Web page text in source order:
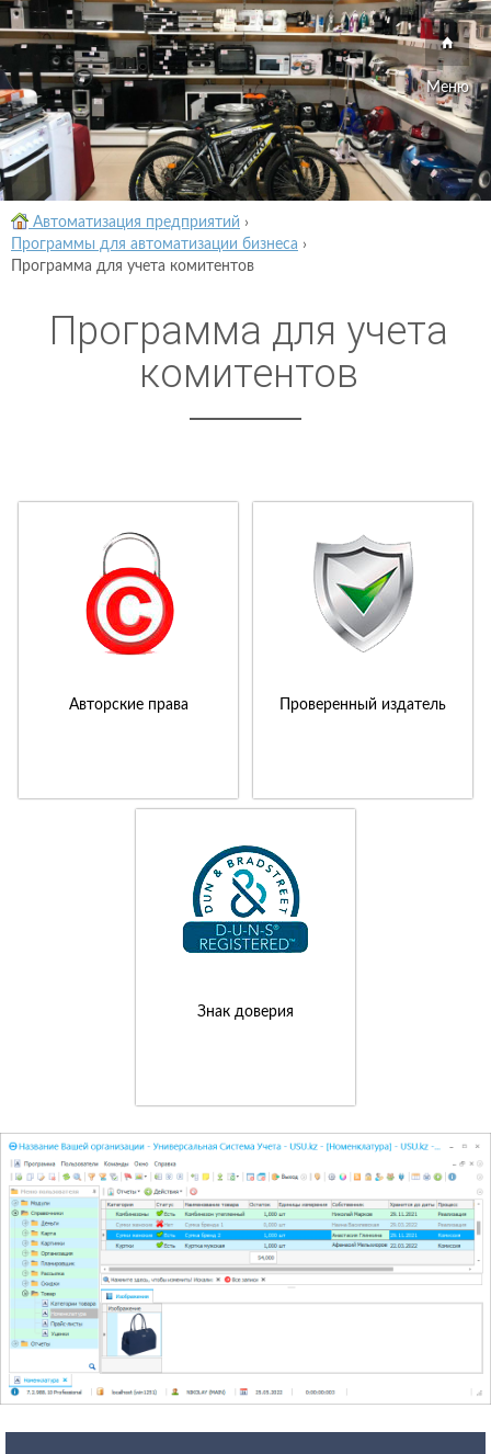
Меню
Автоматизация предприятий ›
Программы для автоматизации бизнеса ›
Программа для учета комитентов
Программа для учета
комитентов
Авторские права Проверенный издатель
Знак доверия